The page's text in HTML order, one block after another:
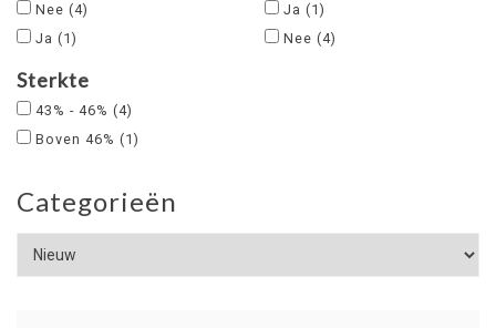
Nee (4)
Ja (1)
Ja (1)
Nee (4)
Sterkte
43% - 46% (4)
Boven 46% (1)
Categorieën